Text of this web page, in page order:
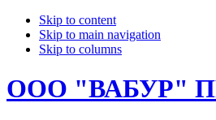
Skip to content
Skip to main navigation
Skip to columns
ООО "ВАБУР"